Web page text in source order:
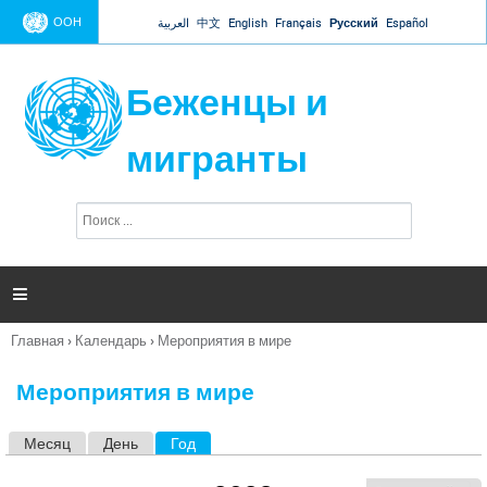
Jump to navigation
ООН العربية 中文 English Français Русский Español
Беженцы и
мигранты
п
и

Вы
Главная › Календарь › Мероприятия в мире
Мероприятия в мире
Месяц День Год